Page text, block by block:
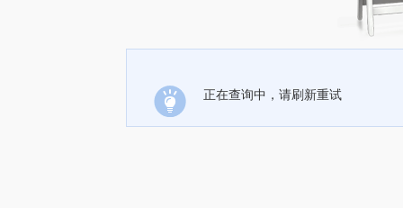
正在查询中，请刷新重试